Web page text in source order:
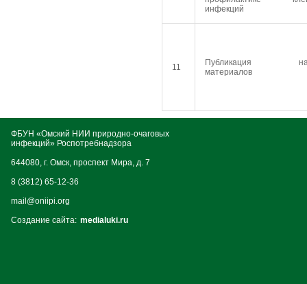
инфекций
11
Публикация
материалов
ФБУН «Омский НИИ природно-очаговых
инфекций» Роспотребнадзора
644080, г. Омск, проспект Мира, д. 7
8 (3812) 65-12-36
mail@oniipi.org
Создание сайта: medialuki.ru